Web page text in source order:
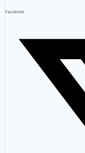
Facebook